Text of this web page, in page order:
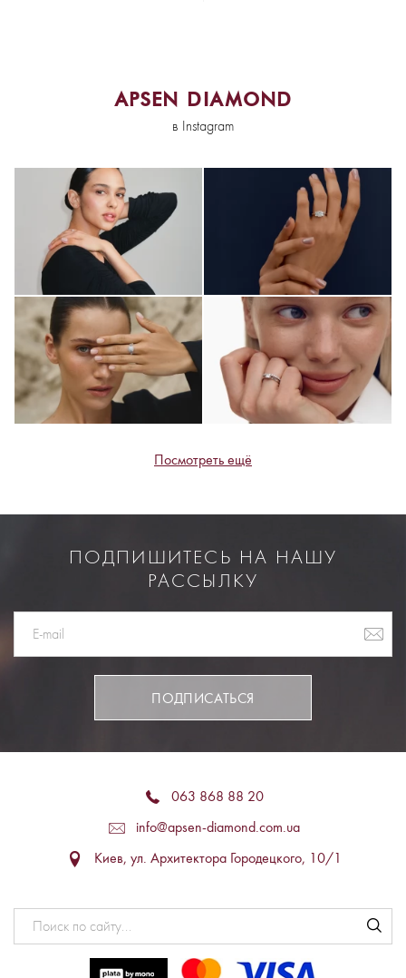
APSEN DIAMOND
в Instagram
Посмотреть ещё
ПОДПИШИТЕСЬ НА НАШУ
РАССЫЛКУ
ПОДПИСАТЬСЯ
063 868 88 20
info@apsen-diamond.com.ua
Киев, ул. Архитектора Городецкого, 10/1